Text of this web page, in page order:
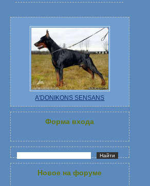
A'DONIKONS SENSANS
Форма входа
Новое на форуме